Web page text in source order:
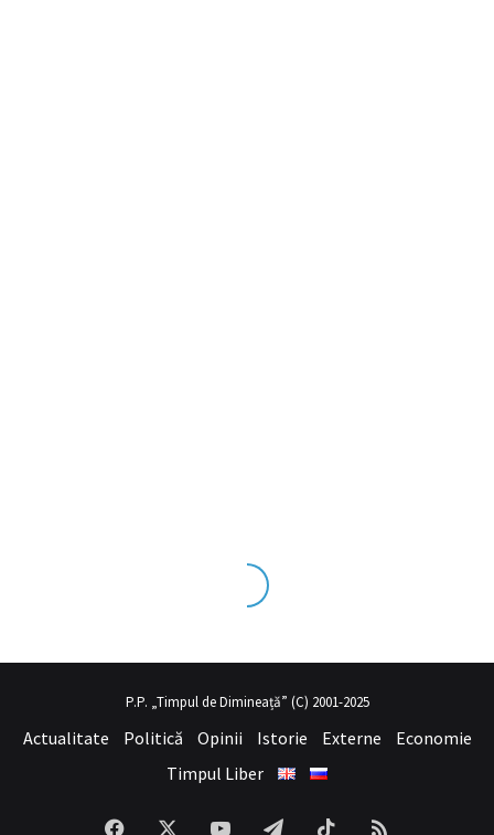
tecrübesinin ve üstsex izleseviye olduğu dışarıdan
P.P. „Timpul de Dimineață” (C) 2001-2025
Actualitate Politică Opinii Istorie Externe
Economie
Timpul Liber
Facebook YouTubeTelegramTikTokRSS